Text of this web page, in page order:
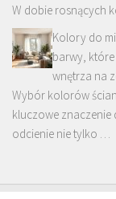
W dobie rosnących
Kolory do
barwy,
wnętrza na
Wybór kolorów
kluczowe znaczenie
odcienie nie tylko …